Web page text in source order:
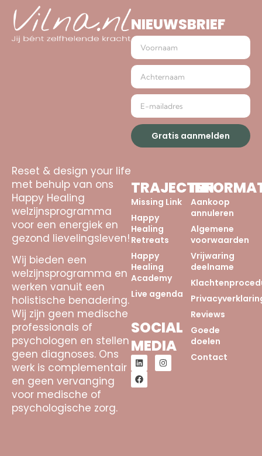
NIEUWSBRIEF
Gratis aanmelden
Reset & design your life
met behulp van ons
Happy Healing
welzijnsprogramma
voor een energiek en
gezond lievelingsleven!
Wij bieden een
welzijnsprogramma en
werken vanuit een
holistische benadering.
Wij zijn geen medische
professionals of
psychologen en stellen
geen diagnoses. Ons
werk is complementair
en geen vervanging
voor medische of
psychologische zorg.
TRAJECTEN
Missing Link
Happy
Healing
Retreats
Happy
Healing
Academy
Live agenda
SOCIAL
MEDIA
Aankoop
annuleren
Algemene
voorwaarden
Vrijwaring
deelname
Reviews
Goede
doelen
Contact